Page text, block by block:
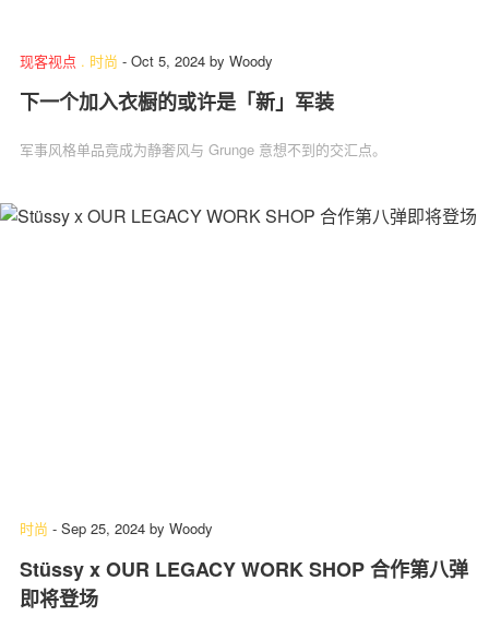
现客视点 . 时尚 - Oct 5, 2024 by Woody
下一个加入衣橱的或许是「新」军装
军事风格单品竟成为静奢风与 Grunge 意想不到的交汇点。
时尚 - Sep 25, 2024 by Woody
Stüssy x OUR LEGACY WORK SHOP 合作第八弹
即将登场